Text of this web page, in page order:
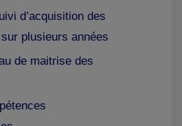
d’acquisition des
plusieurs années
de maitrise des